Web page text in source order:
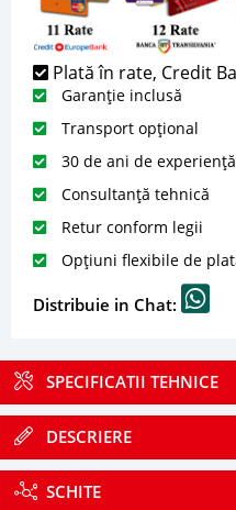
Plată în rate, Credit
Garanție inclusă
Transport opțional
30 de ani de
Consultanță tehnică
Retur conform legii
Opțiuni flexibile de
Distribuie in Chat:
SPECIFICATII TEHNICE
DESCRIERE
SCHITE